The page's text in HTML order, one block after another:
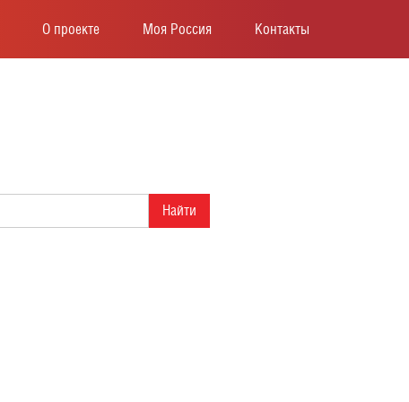
О проекте Моя Россия Контакты
Найти